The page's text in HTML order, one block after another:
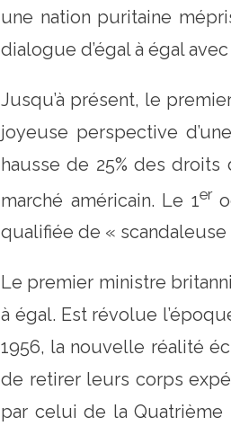
une nation puritaine
dialogue d’égal à égal
Jusqu’à présent, le
joyeuse perspective
hausse de 25% des
marché américain. Le 1er
qualifiée de «
Le premier ministre
à égal. Est révolue
1956, la nouvelle réalité
de retirer leurs corps
par celui de la Quatrième